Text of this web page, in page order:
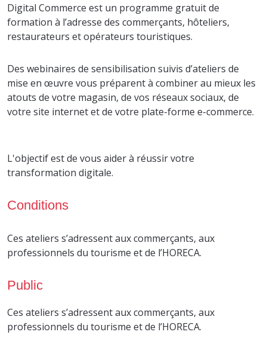
Digital Commerce est un programme gratuit de
formation à l’adresse des commerçants, hôteliers,
restaurateurs et opérateurs touristiques.
Des webinaires de sensibilisation suivis d’ateliers de
mise en œuvre vous préparent à combiner au mieux les
atouts de votre magasin, de vos réseaux sociaux, de
votre site internet et de votre plate-forme e-commerce.
L'objectif est de vous aider à réussir votre
transformation digitale.
Conditions
Ces ateliers s’adressent aux commerçants, aux
professionnels du tourisme et de l’HORECA.
Public
Ces ateliers s’adressent aux commerçants, aux
professionnels du tourisme et de l’HORECA.